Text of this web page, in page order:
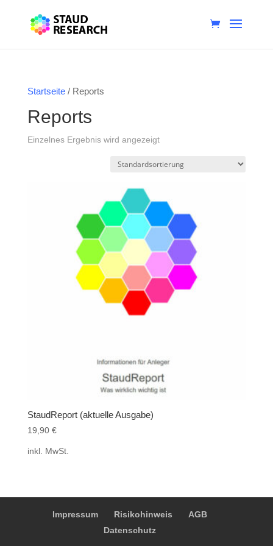
Startseite/ Reports
Reports
Einzelnes Ergebnis wird angezeigt
StaudReport (aktuelle Ausgabe)
19,90 €
inkl. MwSt.
Impressum Risikohinweis
AGB
Datenschutz